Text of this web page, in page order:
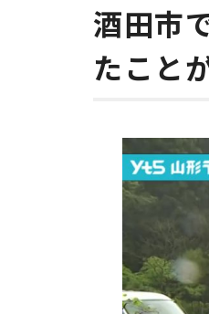
酒田市
たこと